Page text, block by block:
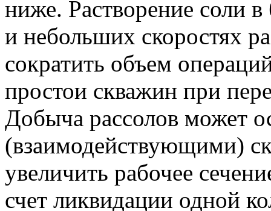
ниже. Растворение соли
и небольших скоростях
сократить объем
простои скважин при
Добыча рассолов может
(взаимодействующими)
увеличить рабочее
счет ликвидации одной